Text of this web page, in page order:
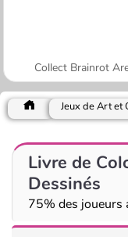
Collect Brainrot
Livre de
Dessinés
75% des joueurs